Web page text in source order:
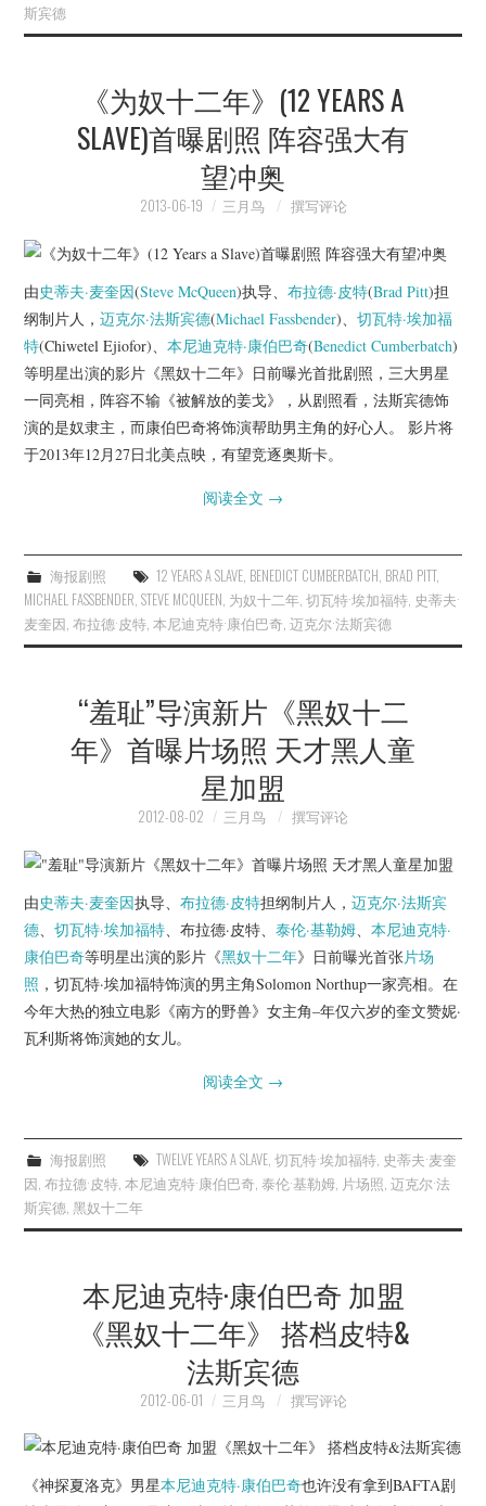
斯宾德
《为奴十二年》(12 YEARS A
SLAVE)首曝剧照 阵容强大有
望冲奥
2013-06-19 三月鸟 撰写评论
由史蒂夫·麦奎因(Steve McQueen)执导、布拉德·皮特(Brad Pitt)担
纲制片人，迈克尔·法斯宾德(Michael Fassbender)、切瓦特·埃加福
特(Chiwetel Ejiofor)、本尼迪克特·康伯巴奇(Benedict Cumberbatch)
等明星出演的影片《黑奴十二年》日前曝光首批剧照，三大男星
一同亮相，阵容不输《被解放的姜戈》，从剧照看，法斯宾德饰
演的是奴隶主，而康伯巴奇将饰演帮助男主角的好心人。 影片将
于2013年12月27日北美点映，有望竞逐奥斯卡。
阅读全文 →
海报剧照 12 YEARS A SLAVE, BENEDICT CUMBERBATCH BRAD PITT,
MICHAEL FASSBENDER ,STEVE MCQUEEN 为奴十二年 ,切瓦特·埃加福特 史蒂夫·
麦奎因 ,布拉德·皮特 ,本尼迪克特·康伯巴奇 ,迈克尔·法斯宾德
“羞耻”导演新片《黑奴十二
年》首曝片场照 天才黑人童
星加盟
2012-08-02 三月鸟 撰写评论
由史蒂夫·麦奎因执导、布拉德·皮特担纲制片人，迈克尔·法斯宾
德 、切瓦特·埃加福特 、布拉德·皮特、泰伦·基勒姆 、本尼迪克特·
康伯巴奇等明星出演的影片《黑奴十二年》日前曝光首张片场
照 ，切瓦特·埃加福特饰演的男主角Solomon Northup一家亮相。在
今年大热的独立电影《南方的野兽》女主角–年仅六岁的奎文赞妮·
瓦利斯将饰演她的女儿。
阅读全文 →
海报剧照 TWELVE YEARS A SLAVE, 切瓦特·埃加福特, 史蒂夫·麦奎
因 ,布拉德·皮特 ,本尼迪克特·康伯巴奇 泰伦·基勒姆 片场照 ,迈克尔·法
斯宾德 ,黑奴十二年
本尼迪克特·康伯巴奇 加盟
《黑奴十二年》 搭档皮特&
法斯宾德
2012-06-01 三月鸟 撰写评论
《神探夏洛克》男星本尼迪克特·康伯巴奇也许没有拿到BAFTA剧